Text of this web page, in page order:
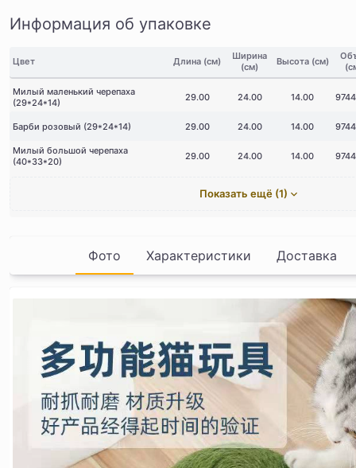
Информация об упаковке
Цвет Длина (см)
Ширина
(см)
Высота (см)
Милый маленький черепаха
(29*24*14)
29.00 24.00 14.00
Барби розовый (29*24*14) 29.00 24.00 14.00
Милый большой черепаха
(40*33*20)
29.00 24.00 14.00
Показать ещё (1)
Фото Характеристики Доставка